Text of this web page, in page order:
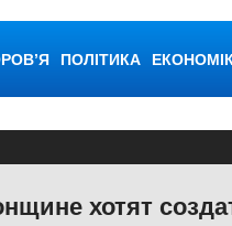
ПОЛІТИКА
хотят